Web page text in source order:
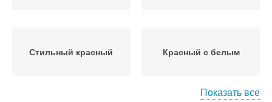
Стильный красный Красный с белым
Показать все